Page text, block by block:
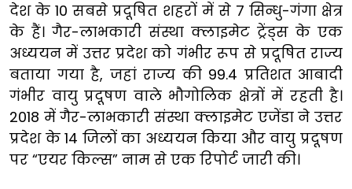
देश के 10 सबसे प्रदूषित शहरों में से 7 सिन्धु-गंगा क्षेत्र
के हैं। गैर-लाभकारी संस्था क्लाइमेट ट्रेंड्स के एक
अध्ययन में उत्तर प्रदेश को गंभीर रूप से प्रदूषित राज्य
बताया गया है, जहां राज्य की 99.4 प्रतिशत आबादी
गंभीर वायु प्रदूषण वाले भौगोलिक क्षेत्रों में रहती है।
2018 में गैर-लाभकारी संस्था क्लाइमेट एजेंडा ने उत्तर
प्रदेश के 14 जिलों का अध्ययन किया और वायु प्रदूषण
पर “एयर किल्स” नाम से एक रिपोर्ट जारी की।